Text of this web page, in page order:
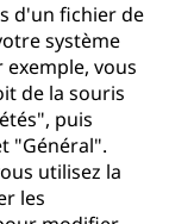
d'un fichier de
système
vous
de la souris
puis
"Général".
utilisez la
les